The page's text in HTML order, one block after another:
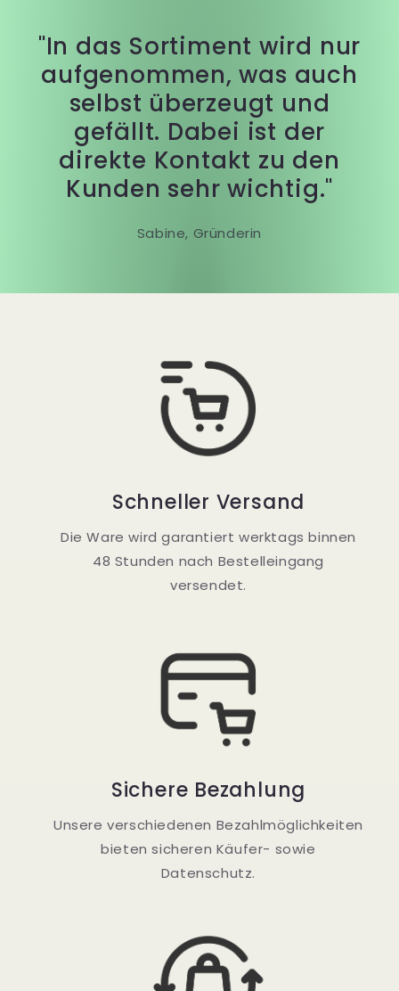
"In das Sortiment wird nur
aufgenommen, was auch
selbst überzeugt und
gefällt. Dabei ist der
direkte Kontakt zu den
Kunden sehr wichtig."
Sabine, Gründerin
Schneller Versand
Die Ware wird garantiert werktags binnen
48 Stunden nach Bestelleingang
versendet.
Sichere Bezahlung
Unsere verschiedenen Bezahlmöglichkeiten
bieten sicheren Käufer- sowie
Datenschutz.